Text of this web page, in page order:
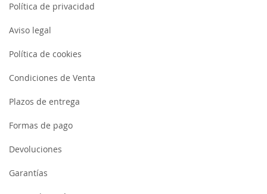
Política de privacidad
Aviso legal
Política de cookies
Condiciones de Venta
Plazos de entrega
Formas de pago
Devoluciones
Garantías